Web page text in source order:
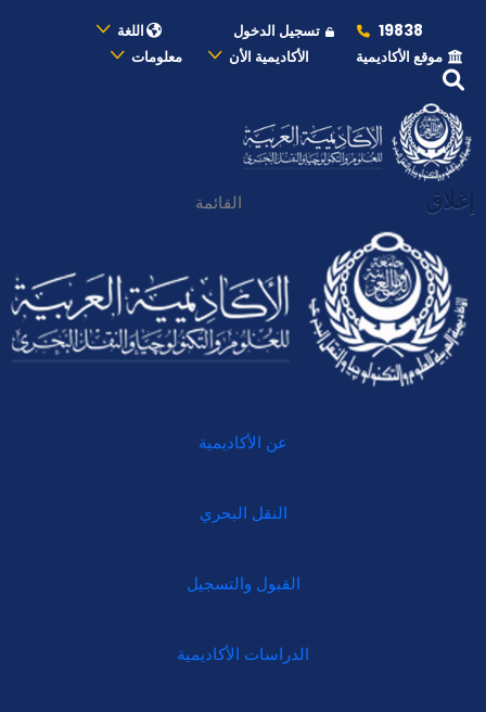
19838 تسجيل الدخول
اللغة
موقع الأكاديمية
الأكاديمية الأن معلومات
إغلاق القائمة
عن الأكاديمية
النقل البحري
القبول والتسجيل
الدراسات الأكاديمية